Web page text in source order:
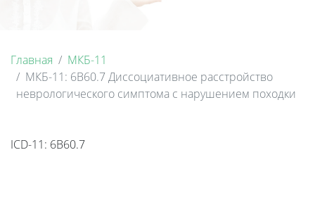
Главная
МКБ-11
МКБ-11: 6B60.7 Диссоциативное расстройство
неврологического симптома с нарушением походки
ICD-11: 6B60.7